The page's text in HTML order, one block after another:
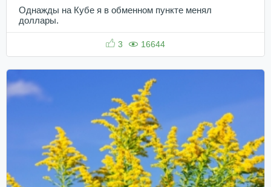
Однажды на Кубе я в обменном пункте менял
доллары.
3 16644